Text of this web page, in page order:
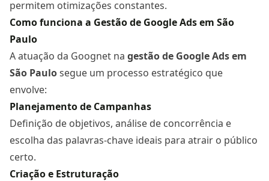
permitem otimizações constantes.
Como funciona a Gestão de Google Ads em São
Paulo
A atuação da Goognet na gestão de Google Adsem
São Paulosegue um processo estratégico que
envolve:
Planejamento de Campanhas
Definição de objetivos, análise de concorrência e
escolha das palavras-chave ideais para atrair o público
certo.
Criação e Estruturação